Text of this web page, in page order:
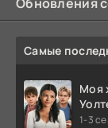
Самые
Моя
1-3